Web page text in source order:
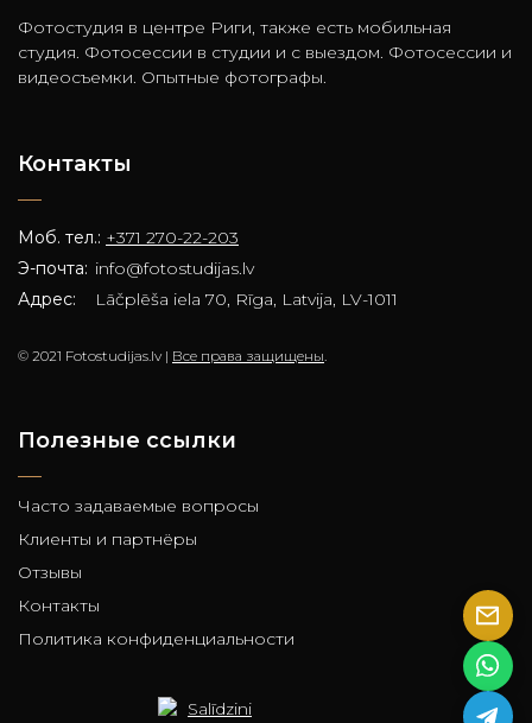
Фотостудия в центре Риги, также есть мобильная
студия. Фотосессии в студии и с выездом. Фотосессии и
видеосъемки. Опытные фотографы.
Контакты
Моб. тел.: +371 270-22-203
Э-почта: info@fotostudijas.lv
Адрес:
Lāčplēša iela 70, Rīga, Latvija, LV-1011
© 2021 Fotostudijas.lv | Все права защищены.
Полезные ссылки
Часто задаваемые вопросы
Клиенты и партнёры
Отзывы
Контакты
Политика конфиденциальности